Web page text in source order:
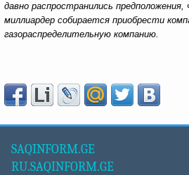
давно распространились
миллиардер собирается приобрести
газораспределительную компанию.
SAQINFORM.GE
RU.SAQINFORM.GE